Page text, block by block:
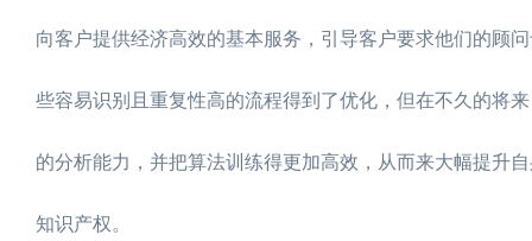
向客户提供经济高效的基本服务，引导客户要求他们的顾
些容易识别且重复性高的流程得到了优化，但在不久的将
的分析能力，并把算法训练得更加高效，从而来大幅提升
知识产权。